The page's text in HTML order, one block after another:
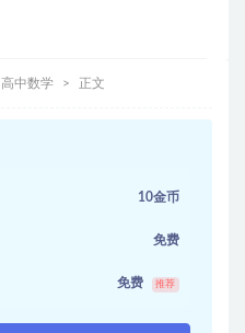
高中数学 正文
10金币
免费
免费 推荐